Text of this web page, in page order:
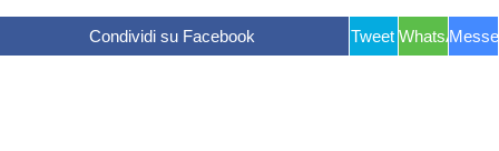
Condividi su Facebook Tweet WhatsApp